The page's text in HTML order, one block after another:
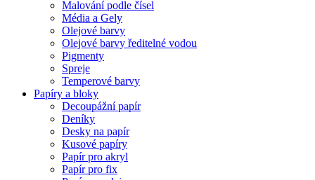
Malování podle čísel
Média a Gely
Olejové barvy
Olejové barvy ředitelné vodou
Pigmenty
Spreje
Temperové barvy
Papíry a bloky
Decoupážní papír
Deníky
Desky na papír
Kusové papíry
Papír pro akryl
Papír pro fix